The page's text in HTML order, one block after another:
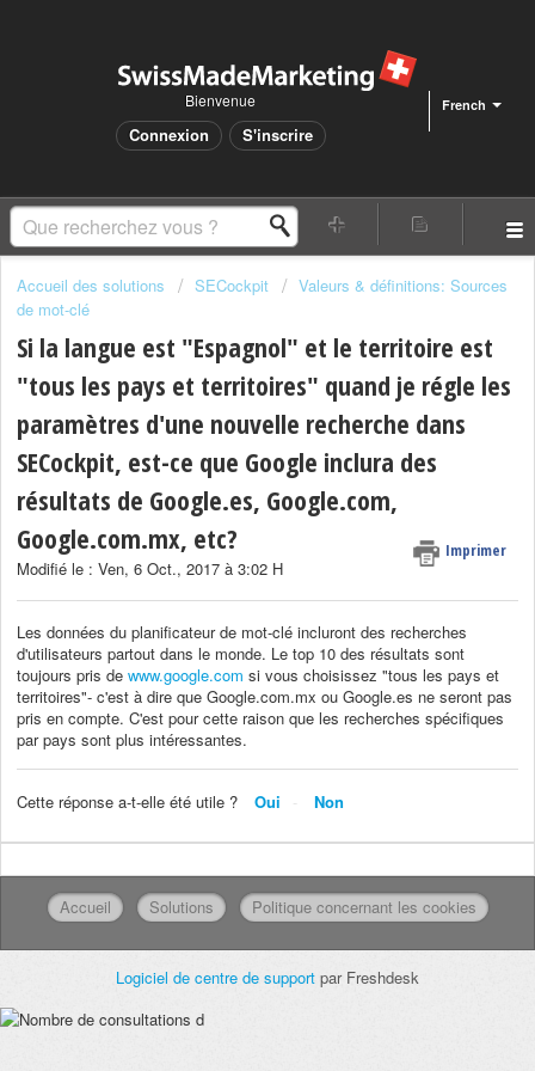
French
Bienvenue
Connexion S'inscrire
Accueil des solutions SECockpit
Valeurs & définitions: Sources
de mot-clé
Si la langue est "Espagnol" et le territoire est
"tous les pays et territoires" quand je régle les
paramètres d'une nouvelle recherche dans
SECockpit, est-ce que Google inclura des
résultats de Google.es, Google.com,
Google.com.mx, etc?
Imprimer
Modifié le : Ven, 6 Oct., 2017 à 3:02 H
Les données du planificateur de mot-clé incluront des recherches
d'utilisateurs partout dans le monde. Le top 10 des résultats sont
toujours pris de www.google.com si vous choisissez "tous les pays et
territoires"- c'est à dire que Google.com.mx ou Google.es ne seront pas
pris en compte. C'est pour cette raison que les recherches spécifiques
par pays sont plus intéressantes.
Cette réponse a-t-elle été utile ? Oui Non
Accueil Solutions Politique concernant les cookies
Logiciel de centre de support par Freshdesk